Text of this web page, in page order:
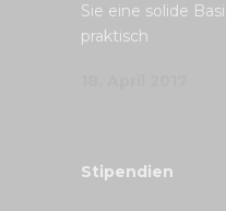
Sie eine solide
praktisch
Stipendien